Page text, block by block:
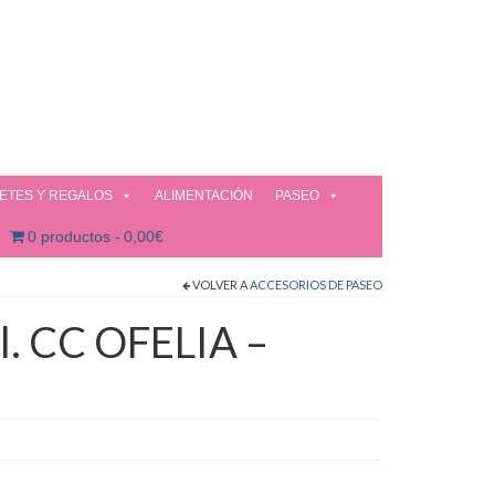
Y REGALOS ALIMENTACIÓN PASEO
0 productos 0,00€
VOLVER AACCESORIOS DE PASEO
CC OFELIA –